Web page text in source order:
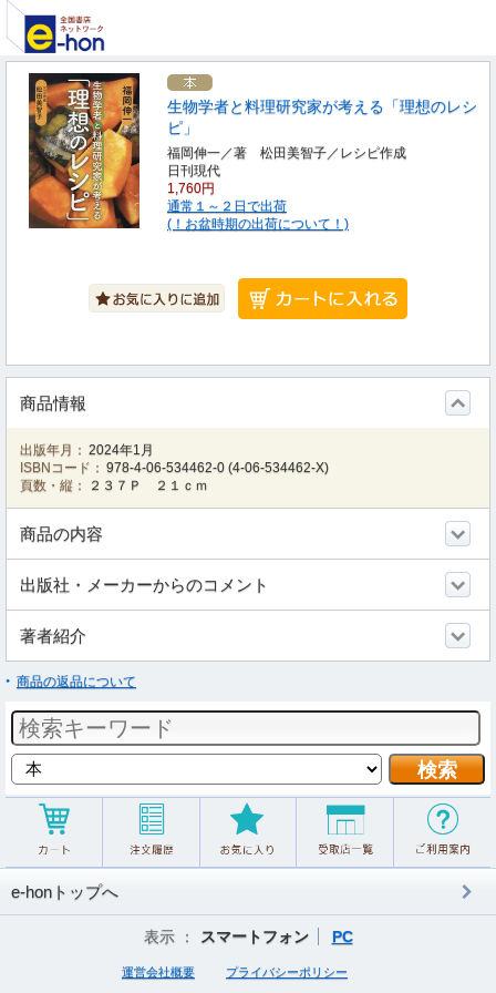
生物学者と料理研究家が考える「理想のレシ
ピ」
福岡伸一／著 松田美智子／レシピ作成
日刊現代
1,760円
通常１～２日で出荷
(！お盆時期の出荷について！)
商品情報
出版年月： 2024年1月
ISBNコード： 978-4-06-534462-0 (4-06-534462-X)
頁数・縦：
２３７Ｐ ２１ｃｍ
商品の内容
出版社・メーカーからのコメント
著者紹介
商品の返品について
e-honトップへ
表示 ： スマートフォン PC
運営会社概要 プライバシーポリシー